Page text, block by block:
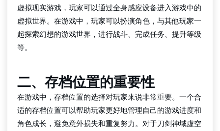
虚拟现实游戏，玩家可以通过全身感应设备进入游戏中的
虚拟世界。在游戏中，玩家可以扮演角色，与其他玩家一
起探索幻想的游戏世界，进行战斗、完成任务、提升等级
等。
二、存档位置的重要性
在游戏中，存档位置的选择对玩家来说非常重要。一个合
适的存档位置可以帮助玩家更好地管理自己的游戏进度和
角色成长，避免意外损失和重复努力。对于刀剑神域虚空